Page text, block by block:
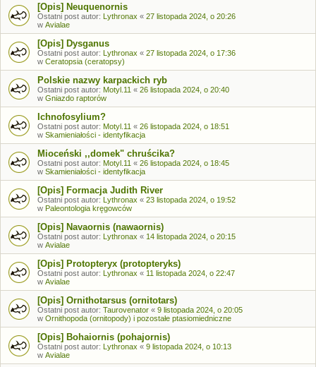
[Opis] Neuquenornis
Ostatni post autor: Lythronax « 27 listopada 2024, o 20:26
w Avialae
[Opis] Dysganus
Ostatni post autor: Lythronax « 27 listopada 2024, o 17:36
w Ceratopsia (ceratopsy)
Polskie nazwy karpackich ryb
Ostatni post autor: Motyl.11 « 26 listopada 2024, o 20:40
w Gniazdo raptorów
Ichnofosylium?
Ostatni post autor: Motyl.11 « 26 listopada 2024, o 18:51
w Skamieniałości - identyfikacja
Mioceński ,,domek" chruścika?
Ostatni post autor: Motyl.11 « 26 listopada 2024, o 18:45
w Skamieniałości - identyfikacja
[Opis] Formacja Judith River
Ostatni post autor: Lythronax « 23 listopada 2024, o 19:52
w Paleontologia kręgowców
[Opis] Navaornis (nawaornis)
Ostatni post autor: Lythronax « 14 listopada 2024, o 20:15
w Avialae
[Opis] Protopteryx (protopteryks)
Ostatni post autor: Lythronax « 11 listopada 2024, o 22:47
w Avialae
[Opis] Ornithotarsus (ornitotars)
Ostatni post autor: Taurovenator « 9 listopada 2024, o 20:05
w Ornithopoda (ornitopody) i pozostałe ptasiomiedniczne
[Opis] Bohaiornis (pohajornis)
Ostatni post autor: Lythronax « 9 listopada 2024, o 10:13
w Avialae